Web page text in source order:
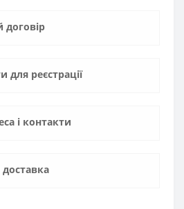
договір
для реєстрації
і контакти